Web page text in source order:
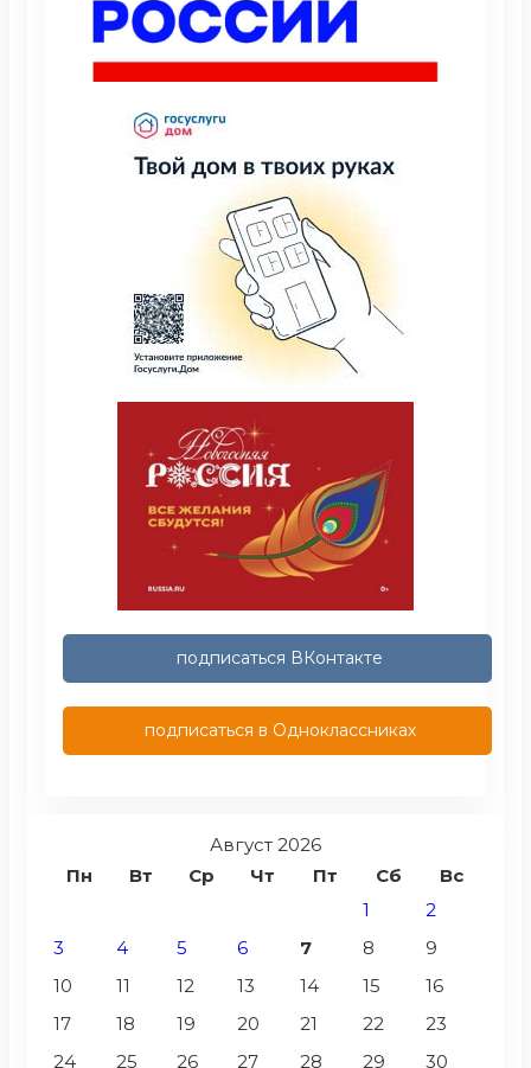
подписаться ВКонтакте
подписаться в Одноклассниках
Август 2026
Пн
Вт Ср Чт Пт Сб
Вс
1
2
3
4 5 6 7 8
9
10
11 12 13 14 15
16
17
18 19 20 21 22
23
24
25 26 27 28 29 30